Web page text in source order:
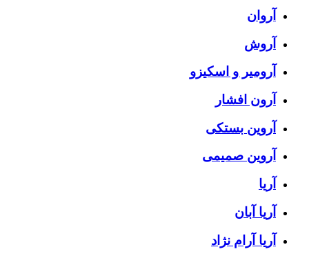
آروان
آروش
آرومیر و اسکیزو
آرون افشار
آروین بستکی
آروین صمیمی
آریا
آریا آبان
آریا آرام نژاد